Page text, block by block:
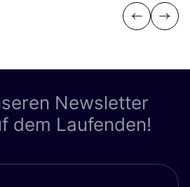
Previous
Next
Newsletter
dem Laufenden!